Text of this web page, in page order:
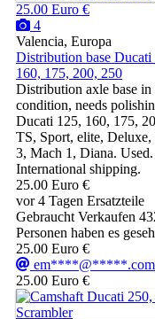
25.00 Euro €
4
Valencia, Europa
Distribution base Ducati
160, 175, 200, 250
Distribution axle base in
condition, needs
Ducati 125, 160, 175,
TS, Sport, elite,
3, Mach 1, Diana. Used.
International shipping.
25.00 Euro €
vor 4 Tagen Ersatzteile
Gebraucht Verkaufen
Personen haben es
25.00 Euro €
em****@*****.com
25.00 Euro €